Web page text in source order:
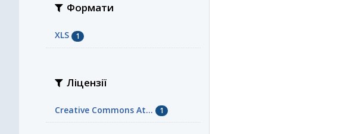
Формати
XLS 1
Ліцензії
Creative Commons At... 1